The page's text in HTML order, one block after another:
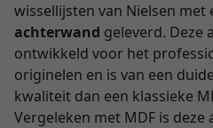
wissellijsten van Nielsen met
achterwand geleverd. Deze
ontwikkeld voor het
originelen en is van een
kwaliteit dan een klassieke
Vergeleken met MDF is